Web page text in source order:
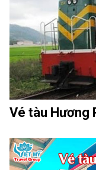
Vé tàu Hương